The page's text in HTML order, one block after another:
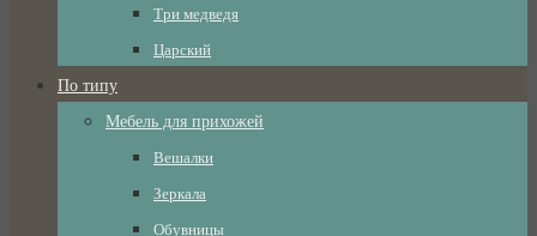
Три медведя
Царский
По типу
Мебель для прихожей
Вешалки
Зеркала
Обувницы